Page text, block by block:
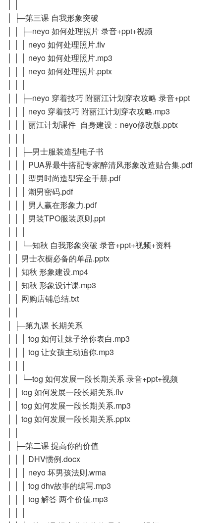
│ ├─第三课 自我形象突破
│ │ ├─neyo 如何处理照片 录音+ppt+视频
│ │ │ neyo 如何处理照片.flv
│ │ │ neyo 如何处理照片.mp3
│ │ │ neyo 如何处理照片.pptx
│ │ ├─neyo 穿着技巧 附丽江计划穿衣攻略 录音+ppt
│ │ │ neyo 穿着技巧 附丽江计划穿衣攻略.mp3
│ │ │ 丽江计划课件_自身建设：neyo修改版.pptx
│ │ ├─男士服装造型电子书
│ │ │ PUA界最牛搭配专家醉清风形象改造贴合集.pdf
│ │ │ 型男时尚造型完全手册.pdf
│ │ │ 潮男密码.pdf
│ │ │ 男人赢在形象力.pdf
│ │ │ 男装TPO服装原则.ppt
│ │ └─知秋 自我形象突破 录音+ppt+视频+资料
│ │ 男士衣橱必备的单品.pptx
│ │ 知秋 形象建设.mp4
│ │ 知秋 形象设计课.mp3
│ │ 网购店铺总结.txt
│ ├─第九课 长期关系
│ │ │ tog 如何让妹子给你表白.mp3
│ │ │ tog 让女孩主动追你.mp3
│ │ └─tog 如何发展一段长期关系 录音+ppt+视频
│ │ tog 如何发展一段长期关系.flv
│ │ tog 如何发展一段长期关系.mp3
│ │ tog 如何发展一段长期关系.pptx
│ ├─第二课 提高你的价值
│ │ │ DHV惯例.docx
│ │ │ neyo 坏男孩法则.wma
│ │ │ tog dhv故事的编写.mp3
│ │ │ tog 解答 两个价值.mp3